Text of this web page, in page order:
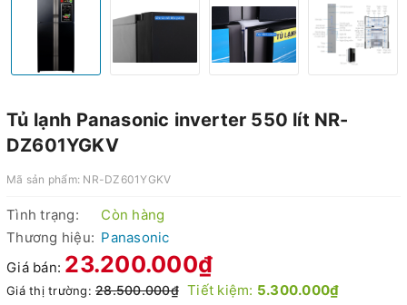
Tủ lạnh Panasonic inverter 550 lít NR-
DZ601YGKV
Mã sản phẩm: NR-DZ601YGKV
Tình trạng:
Còn hàng
Thương hiệu: Panasonic
Giá bán: 23.200.000₫
Giá thị trường: 28.500.000₫ Tiết kiệm: 5.300.000₫